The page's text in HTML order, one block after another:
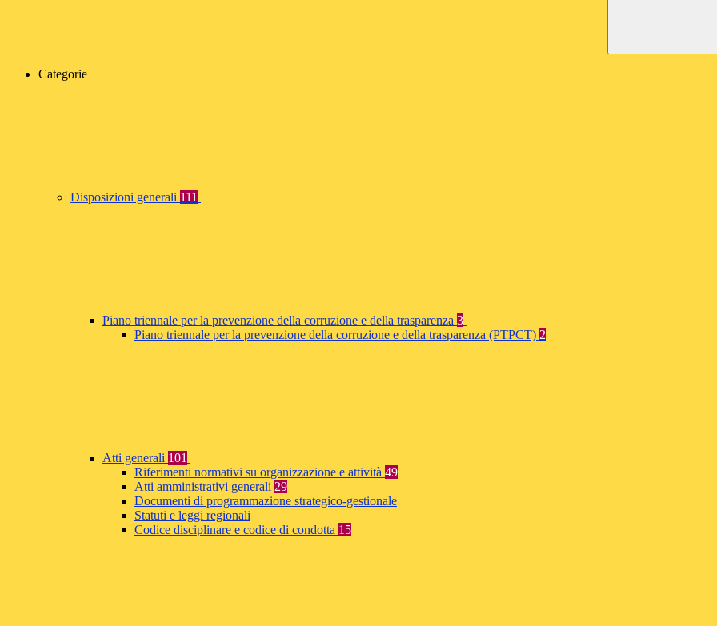
Categorie
Disposizioni generali 111
Piano triennale per la prevenzione della corruzione e della trasparenza 3
Piano triennale per la prevenzione della corruzione e della trasparenza (PTPCT) 2
Atti generali 101
Riferimenti normativi su organizzazione e attività 49
Atti amministrativi generali 29
Documenti di programmazione strategico-gestionale
Statuti e leggi regionali
Codice disciplinare e codice di condotta 15